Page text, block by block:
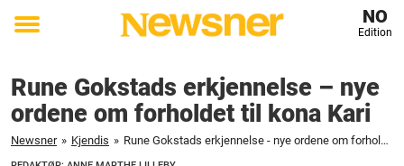
Toggle
NO
Edition
Rune Gokstads erkjennelse – nye
ordene om forholdet til kona Kari
Newsner » Kjendis » Rune Gokstads erkjennelse - nye ordene om forholdet til kona Kari